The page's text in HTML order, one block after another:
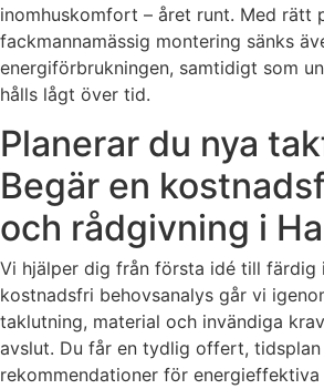
inomhuskomfort – året runt. Med rätt
fackmannamässig montering sänks
energiförbrukningen, samtidigt som
hålls lågt över tid.
Planerar du nya
Begär en
och rådgivning i
Vi hjälper dig från första idé till färdig
kostnadsfri behovsanalys går vi
taklutning, material och invändiga
avslut. Du får en tydlig offert,
rekommendationer för